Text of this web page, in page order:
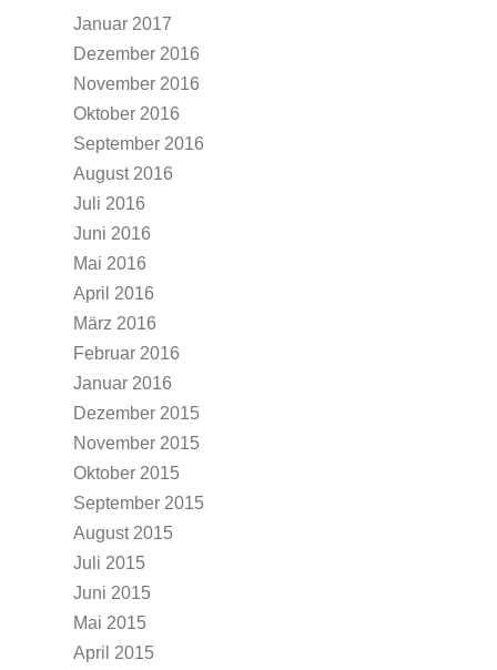
Januar 2017
Dezember 2016
November 2016
Oktober 2016
September 2016
August 2016
Juli 2016
Juni 2016
Mai 2016
April 2016
März 2016
Februar 2016
Januar 2016
Dezember 2015
November 2015
Oktober 2015
September 2015
August 2015
Juli 2015
Juni 2015
Mai 2015
April 2015